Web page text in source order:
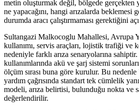
metin oluşturmak değil, bölgede gerçekten
ne yapacağını, hangi arızalarda beklemesi
durumda aracı çalıştırmaması gerektiğini
Sultangazi Malkocoglu Mahallesi, Avrupa
kullanımı, servis araçları, lojistik trafiği ve
nedeniyle farklı arıza senaryolarına
kullanımlarında akü ve şarj sistemi
ölçüm sırası buna göre kurulur. Bu
yardım çağrısında standart tek cümlelik
modeli, arıza belirtisi, bulunduğu nokta ve
değerlendirilir.